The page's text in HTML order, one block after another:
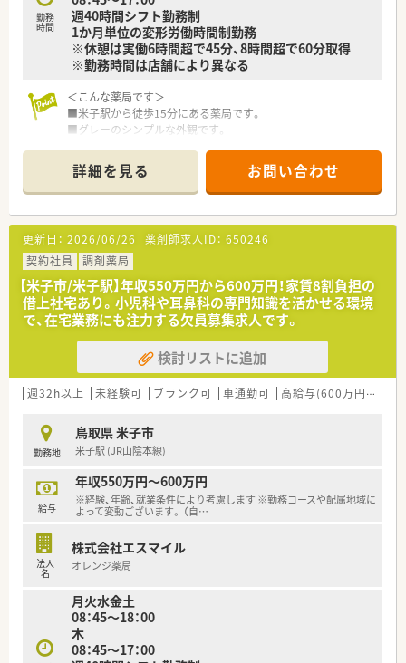
勤務
時間
週40時間シフト勤務制
1か月単位の変形労働時間制勤務
※休憩は実働6時間超で45分、8時間超で60分取得
※勤務時間は店舗により異なる
＜こんな薬局です＞
■米子駅から徒歩15分にある薬局です。
■グレーのシンプルな外観です。
幅広い層の患者様が安心してご利用頂けます。
■白い受付カウンター・投薬口で、
清潔感のある明るい店内です。
■オンライン認証も導入しています。
■待合室スペースのソファーはゆったりと
くつろげる様な大きめなソファーです。
＜業務内容＞
■内科, 循環器科の処方箋を応需しています。
■処方箋枚数は60枚/日です。
薬剤師は3名体制です。
■教育研修制度が充実しています。
配属先の店舗では、指導・育成経験が豊富な
集合研修や個々の研修、社外研修、マネジメント研修など、
成長できる教育体制を整えています。
（研修例）
新入社員研修入社時集合研修
約3週間（スズケングループ入社時合同教育、ビジネスマナー研
修、
介護・高齢者体験研修・AED講習、その他導入研修）
用等)
職種別研修（薬剤師生涯研修）、階層別研修・項目別研修（選抜
その他学会発表、グループ会社合同研修、研修旅行
＜法人特徴＞
■東証プライム上場スズケングループの地場大手チェーン薬局
詳細を見る お問い合わせ
更新日： 2026/06/26 薬剤師求人ID： 650246
契約社員
調剤薬局
【米子市/米子駅】年収550万円から600万円！家賃8割負担の
借上社宅あり。小児科や耳鼻科の専門知識を活かせる環境
で、在宅業務にも注力する欠員募集求人です。
検討リストに追加
週32h以上 未経験可 ブランク可 車通勤可 高給与(600万円以上)
勤務地
鳥取県 米子市
米子駅 (JR山陰本線)
給与
年収550万円～600万円
※経験、年齢、就業条件により考慮します ※勤務コースや配属地域に
よって変動ございます。 （自…
法人
名
株式会社エスマイル
オレンジ薬局
月火水金土
08：45～18：00
木
08：45～17：00